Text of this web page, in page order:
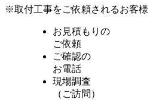
※取付工事をご依頼されるお客様
お見積もりの
ご依頼
ご確認の
お電話
現場調査
（ご訪問）